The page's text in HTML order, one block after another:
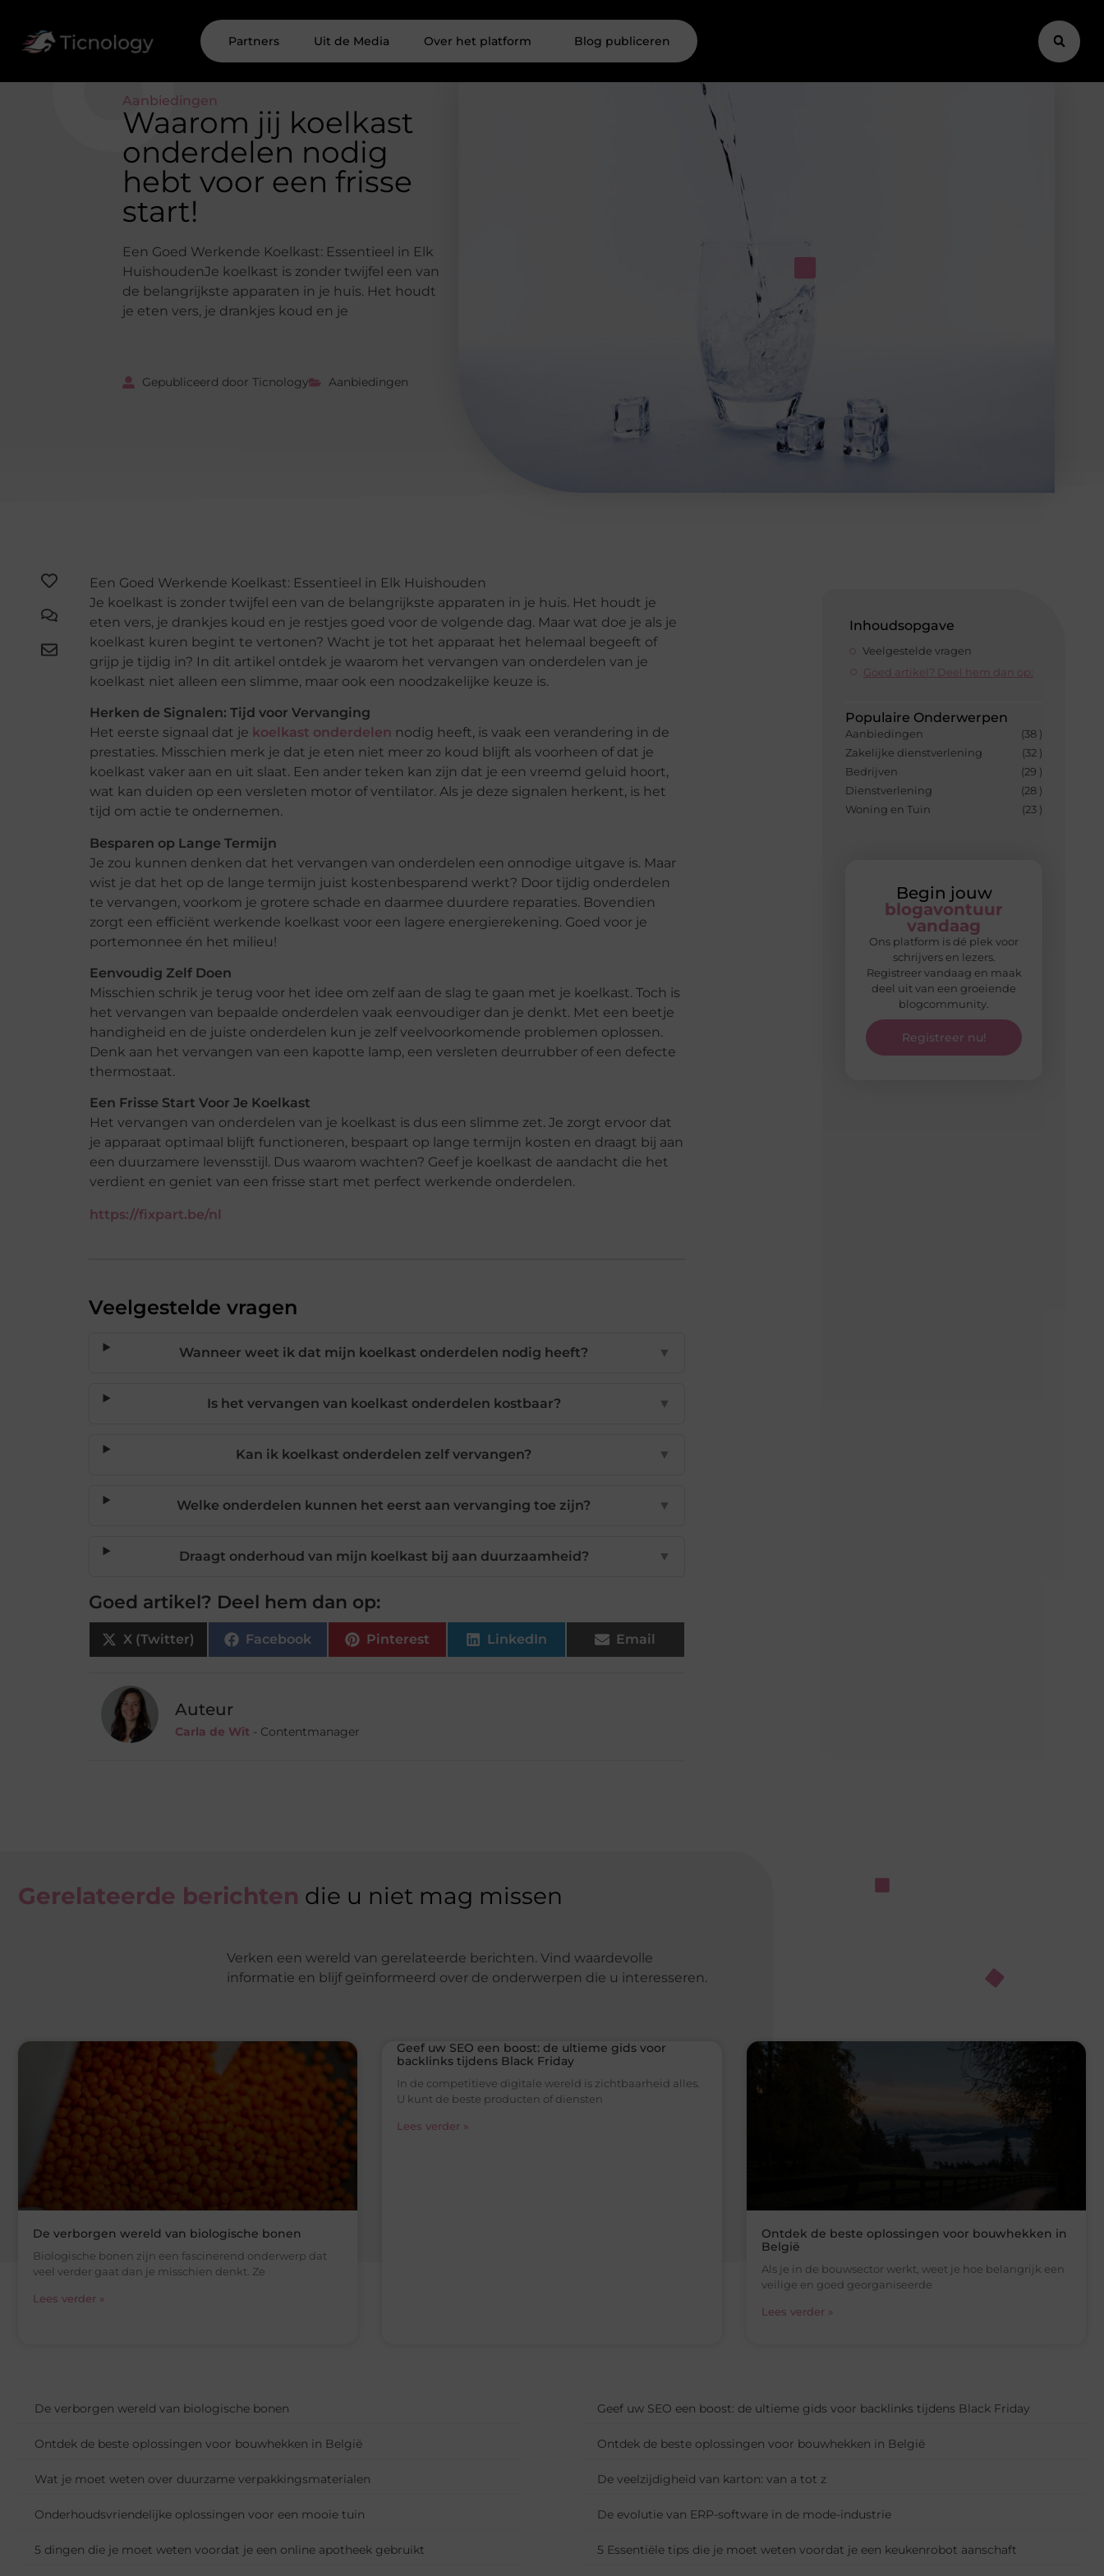
Partners Uit de Media Over het platform Blog publiceren
Aanbiedingen
Waarom jij koelkast
onderdelen nodig
hebt voor een frisse
start!
Een Goed Werkende Koelkast: Essentieel in Elk
HuishoudenJe koelkast is zonder twijfel een van
de belangrijkste apparaten in je huis. Het houdt
je eten vers, je drankjes koud en je
Gepubliceerd door Ticnology Aanbiedingen
Inhoudsopgave
Veelgestelde vragen
Goed artikel? Deel hem dan op:
Populaire Onderwerpen
Aanbiedingen
(38 )
Zakelijke dienstverlening
(32 )
Bedrijven
(29 )
Dienstverlening
(28 )
Woning en Tuin
(23 )
Begin jouw
blogavontuur
vandaag
Ons platform is dé plek voor
schrijvers en lezers.
Registreer vandaag en maak
deel uit van een groeiende
blogcommunity.
Registreer nu!
Een Goed Werkende Koelkast: Essentieel in Elk Huishouden
Je koelkast is zonder twijfel een van de belangrijkste apparaten in je huis. Het houdt je
eten vers, je drankjes koud en je restjes goed voor de volgende dag. Maar wat doe je als je
koelkast kuren begint te vertonen? Wacht je tot het apparaat het helemaal begeeft of
grijp je tijdig in? In dit artikel ontdek je waarom het vervangen van onderdelen van je
koelkast niet alleen een slimme, maar ook een noodzakelijke keuze is.
Herken de Signalen: Tijd voor Vervanging
Het eerste signaal dat je koelkast onderdelen nodig heeft, is vaak een verandering in de
prestaties. Misschien merk je dat je eten niet meer zo koud blijft als voorheen of dat je
koelkast vaker aan en uit slaat. Een ander teken kan zijn dat je een vreemd geluid hoort,
wat kan duiden op een versleten motor of ventilator. Als je deze signalen herkent, is het
tijd om actie te ondernemen.
Besparen op Lange Termijn
Je zou kunnen denken dat het vervangen van onderdelen een onnodige uitgave is. Maar
wist je dat het op de lange termijn juist kostenbesparend werkt? Door tijdig onderdelen
te vervangen, voorkom je grotere schade en daarmee duurdere reparaties. Bovendien
zorgt een efficiënt werkende koelkast voor een lagere energierekening. Goed voor je
portemonnee én het milieu!
Eenvoudig Zelf Doen
Misschien schrik je terug voor het idee om zelf aan de slag te gaan met je koelkast. Toch is
het vervangen van bepaalde onderdelen vaak eenvoudiger dan je denkt. Met een beetje
handigheid en de juiste onderdelen kun je zelf veelvoorkomende problemen oplossen.
Denk aan het vervangen van een kapotte lamp, een versleten deurrubber of een defecte
thermostaat.
Een Frisse Start Voor Je Koelkast
Het vervangen van onderdelen van je koelkast is dus een slimme zet. Je zorgt ervoor dat
je apparaat optimaal blijft functioneren, bespaart op lange termijn kosten en draagt bij aan
een duurzamere levensstijl. Dus waarom wachten? Geef je koelkast de aandacht die het
verdient en geniet van een frisse start met perfect werkende onderdelen.
https://fixpart.be/nl
Veelgestelde vragen
Wanneer weet ik dat mijn koelkast onderdelen nodig heeft? ▼
Is het vervangen van koelkast onderdelen kostbaar? ▼
Kan ik koelkast onderdelen zelf vervangen? ▼
Welke onderdelen kunnen het eerst aan vervanging toe zijn? ▼
Draagt onderhoud van mijn koelkast bij aan duurzaamheid? ▼
Goed artikel? Deel hem dan op:
X (Twitter) Facebook Pinterest LinkedIn Email
Auteur
Carla de Wit - Contentmanager
Gerelateerde berichten die u niet mag missen
Verken een wereld van gerelateerde berichten. Vind waardevolle
informatie en blijf geïnformeerd over de onderwerpen die u interesseren.
De verborgen wereld van biologische bonen
Biologische bonen zijn een fascinerend onderwerp dat
veel verder gaat dan je misschien denkt. Ze
Lees verder »
Geef uw SEO een boost: de ultieme gids voor
backlinks tijdens Black Friday
In de competitieve digitale wereld is zichtbaarheid alles.
U kunt de beste producten of diensten
Lees verder »
Ontdek de beste oplossingen voor bouwhekken in
België
Als je in de bouwsector werkt, weet je hoe belangrijk een
veilige en goed georganiseerde
Lees verder »
De verborgen wereld van biologische bonen Geef uw SEO een boost: de ultieme gids voor backlinks tijdens Black Friday
Ontdek de beste oplossingen voor bouwhekken in België Ontdek de beste oplossingen voor bouwhekken in België
Wat je moet weten over duurzame verpakkingsmaterialen De veelzijdigheid van karton: van a tot z
Onderhoudsvriendelijke oplossingen voor een mooie tuin De evolutie van ERP-software in de mode-industrie
5 dingen die je moet weten voordat je een online apotheek gebruikt 5 Essentiële tips die je moet weten voordat je een keukenrobot aanschaft